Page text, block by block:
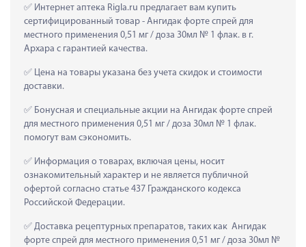
Интернет аптека Rigla.ru предлагает вам купить
сертифицированный товар - Ангидак форте спрей для
местного применения 0,51 мг / доза 30мл № 1 флак. в г.
Архара с гарантией качества.
Цена на товары указана без учета скидок и стоимости
доставки.
Бонусная и специальные акции на Ангидак форте спрей
для местного применения 0,51 мг / доза 30мл № 1 флак.
помогут вам сэкономить.
Информация о товарах, включая цены, носит
ознакомительный характер и не является публичной
офертой согласно статье 437 Гражданского кодекса
Российской Федерации.
Доставка рецептурных препаратов, таких как  Ангидак
форте спрей для местного применения 0,51 мг / доза 30мл №